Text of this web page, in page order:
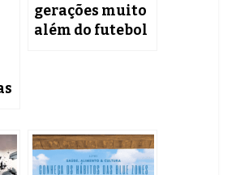
gerações muito
além do futebol